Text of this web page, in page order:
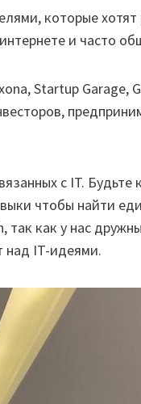
которые хотят
и часто
Startup Garage,
с IT.
чтобы найти
как у нас
над IT-идеями.